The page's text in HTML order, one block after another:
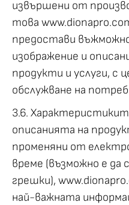
извършени от
това
предостави
изображение и
продукти и услуги, с
обслужване на
3.6.
описанията на
променяни от
време (възможно е да
грешки),
най-важната